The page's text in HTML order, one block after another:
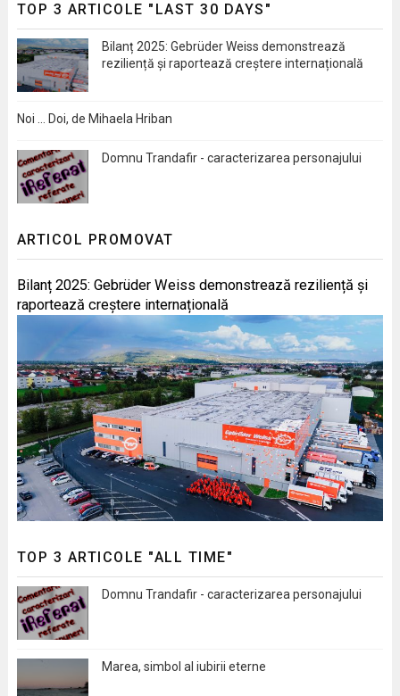
TOP 3 ARTICOLE "LAST 30 DAYS"
Bilanț 2025: Gebrüder Weiss demonstrează
reziliență și raportează creștere internațională
Noi … Doi, de Mihaela Hriban
Domnu Trandafir - caracterizarea personajului
ARTICOL PROMOVAT
Bilanț 2025: Gebrüder Weiss demonstrează reziliență și
raportează creștere internațională
TOP 3 ARTICOLE "ALL TIME"
Domnu Trandafir - caracterizarea personajului
Marea, simbol al iubirii eterne